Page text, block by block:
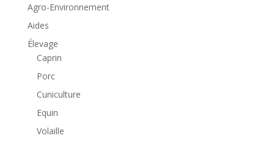
Agro-Environnement
Aides
Élevage
Caprin
Porc
Cuniculture
Equin
Volaille